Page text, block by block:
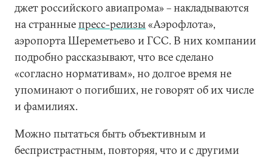
джет российского авиапрома» – накладываются
на странныепресс-релизы«Аэрофлота»,
аэропорта Шереметьево и ГСС. В них компании
подробно рассказывают, что все сделано
«согласно нормативам», но долгое время не
упоминают о погибших, не говорят об их числе
и фамилиях.
Можно пытаться быть объективным и
беспристрастным, повторяя, что и с другими